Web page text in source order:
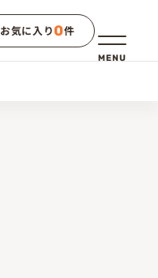
メニュー
MENU
お気に入り0件